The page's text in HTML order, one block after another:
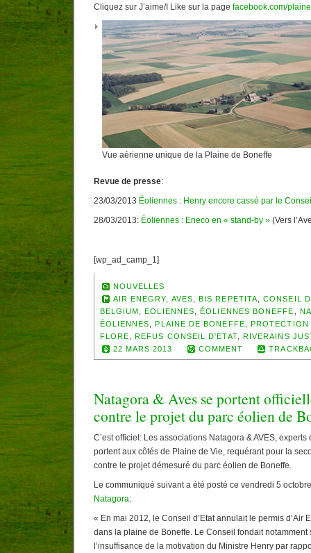
Cliquez sur J’aime/I Like sur la page facebook.com/
Vue aérienne unique de la Plaine de Boneffe
Revue de presse:
23/03/2013 Éoliennes : Henry encore cassé par le
28/03/2013: Éoliennes : Eneco en « stand-by » (Vers
[wp_ad_camp_1]
NOUVELLES
AIR ENEGRY
AVES BIS REPETITA ,CONSEIL
BELGIUM
EOLIENNES ÉOLIENNES BONEFFE
ÉOLIENNES
PLAINE DE BONEFFE
PROTECTION
FLORE
REFUS CONSEIL D'ETAT,
RIVERAINS
22 MARS 2013
COMMENT
Natagora & Aves se portent
contre le projet du parc éolien de
C’est officiel: Les associations Natagora & AVES,
portent aux côtés de Plaine de Vie, requérant pour la
contre le projet démesuré du parc éolien de Boneffe.
Le communiqué suivant a été posté ce vendredi 5
Natagora:
« En mai 2012, le Conseil d’Etat annulait le permis d’Air
dans la plaine de Boneffe. Le Conseil fondait notamment
l’insuffisance de la motivation du Ministre Henry par